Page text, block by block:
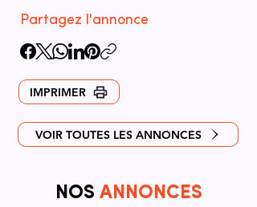
Partagez l'annonce
IMPRIMER
VOIR TOUTES LES ANNONCES
NOS ANNONCES